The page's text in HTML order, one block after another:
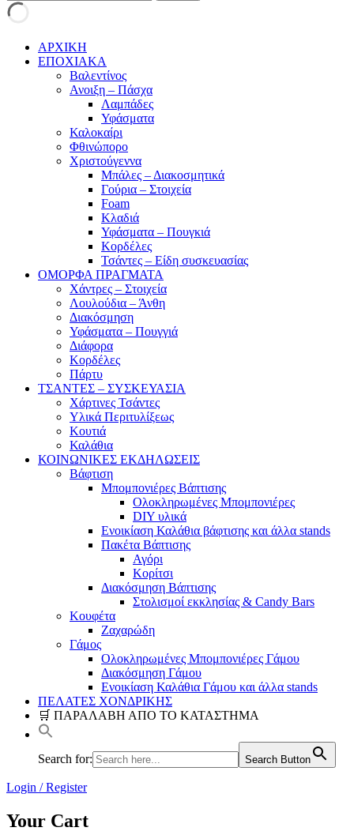
ΑΡΧΙΚΗ
ΕΠΟΧΙΑΚΑ
Βαλεντίνος
Ανοιξη – Πάσχα
Λαμπάδες
Υφάσματα
Καλοκαίρι
Φθινώπορο
Χριστούγεννα
Μπάλες – Διακοσμητικά
Γούρια – Στοιχεία
Foam
Κλαδιά
Υφάσματα – Πουγκιά
Κορδέλες
Τσάντες – Είδη συσκευασίας
ΟΜΟΡΦΑ ΠΡΑΓΜΑΤΑ
Χάντρες – Στοιχεία
Λουλούδια – Άνθη
Διακόσμηση
Υφάσματα – Πουγγιά
Διάφορα
Κορδέλες
Πάρτυ
ΤΣΑΝΤΕΣ – ΣΥΣΚΕΥΑΣΙΑ
Χάρτινες Τσάντες
Υλικά Περιτυλίξεως
Κουτιά
Καλάθια
ΚΟΙΝΩΝΙΚΕΣ ΕΚΔΗΛΩΣΕΙΣ
Βάφτιση
Μπομπονιέρες Βάπτισης
Ολοκληρωμένες Μπομπονιέρες
DIY υλικά
Ενοικίαση Καλάθια βάφτισης και άλλα stands
Πακέτα Βάπτισης
Αγόρι
Κορίτσι
Διακόσμηση Βάπτισης
Στολισμοί εκκλησίας & Candy Bars
Κουφέτα
Ζαχαρώδη
Γάμος
Ολοκληρωμένες Μπομπονιέρες Γάμου
Διακόσμηση Γάμου
Ενοικίαση Καλάθια Γάμου και άλλα stands
ΠΕΛΑΤΕΣ ΧΟΝΔΡΙΚΗΣ
🛒 ΠΑΡΑΛΑΒΗ ΑΠΟ ΤΟ ΚΑΤΑΣΤΗΜΑ
Search for: Search Button
Login / Register
Your Cart